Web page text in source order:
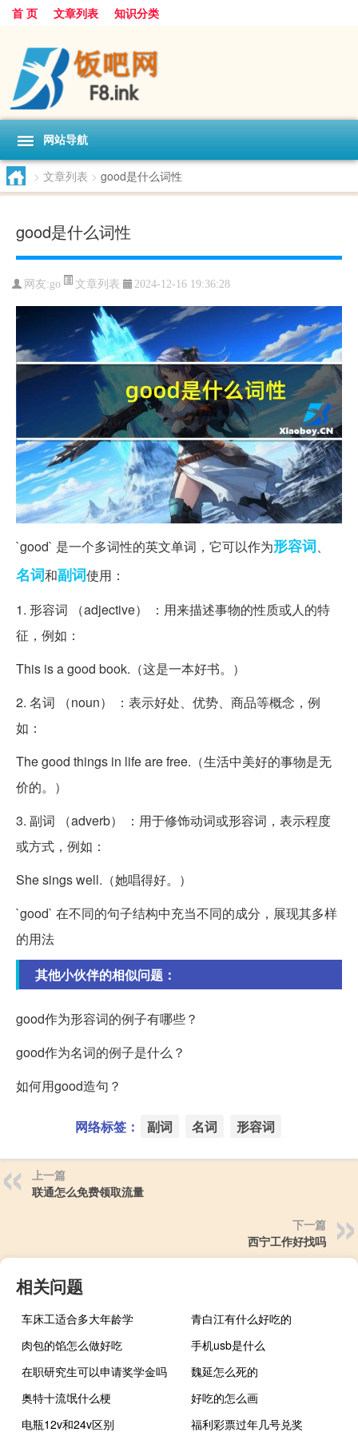
首 页 文章列表 知识分类
网站导航
> 文章列表 > good是什么词性
good是什么词性
网友:go 文章列表 2024-12-16 19:36:28
`good` 是一个多词性的英文单词，它可以作为形容词、
名词和副词使用：
1. 形容词 （adjective） ：用来描述事物的性质或人的特
征，例如：
This is a good book.（这是一本好书。）
2. 名词 （noun） ：表示好处、优势、商品等概念，例
如：
The good things in life are free.（生活中美好的事物是无
价的。）
3. 副词 （adverb） ：用于修饰动词或形容词，表示程度
或方式，例如：
She sings well.（她唱得好。）
`good` 在不同的句子结构中充当不同的成分，展现其多样
的用法
其他小伙伴的相似问题：
good作为形容词的例子有哪些？
good作为名词的例子是什么？
如何用good造句？
网络标签： 副词 名词 形容词
上一篇
联通怎么免费领取流量
下一篇
西宁工作好找吗
相关问题
车床工适合多大年龄学
青白江有什么好吃的
肉包的馅怎么做好吃
手机usb是什么
在职研究生可以申请奖学金吗
魏延怎么死的
奥特十流氓什么梗
好吃的怎么画
电瓶12v和24v区别
福利彩票过年几号兑奖